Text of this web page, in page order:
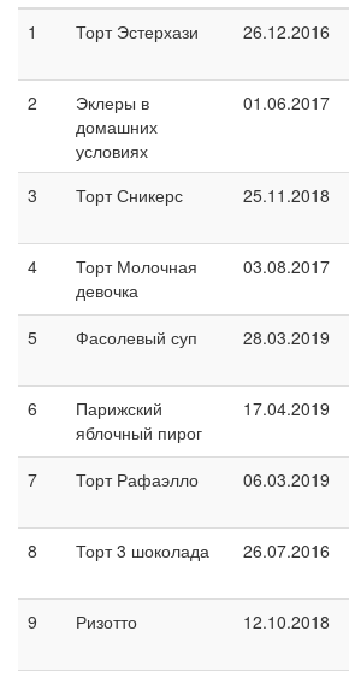
1
Торт Эстерхази 26.12.2016
2
Эклеры в
домашних
условиях
01.06.2017
3 Торт Сникерс 25.11.2018
4
Торт Молочная
девочка
03.08.2017
5 Фасолевый суп 28.03.2019
6
Парижский
яблочный пирог
17.04.2019
7
Торт Рафаэлло 06.03.2019
8 Торт 3 шоколада 26.07.2016
9
Ризотто 12.10.2018